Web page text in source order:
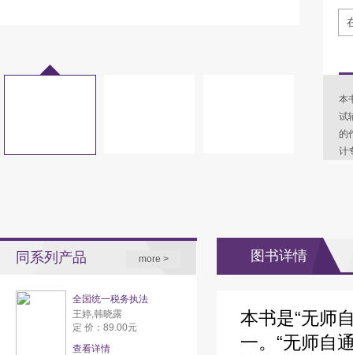
本
试
的
计
同系列产品 more >
全国统一税务执法
王婷,韩晓露
定 价：89.00元
查看详情
图书详情
本书是“无师
一。“无师自